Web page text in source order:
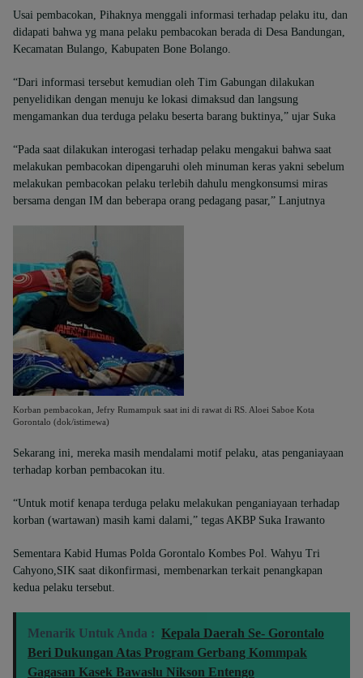
Usai pembacokan, Pihaknya menggali informasi terhadap pelaku itu, dan
didapati bahwa yg mana pelaku pembacokan berada di Desa Bandungan,
Kecamatan Bulango, Kabupaten Bone Bolango.
“Dari informasi tersebut kemudian oleh Tim Gabungan dilakukan
penyelidikan dengan menuju ke lokasi dimaksud dan langsung
mengamankan dua terduga pelaku beserta barang buktinya,” ujar Suka
“Pada saat dilakukan interogasi terhadap pelaku mengakui bahwa saat
melakukan pembacokan dipengaruhi oleh minuman keras yakni sebelum
melakukan pembacokan pelaku terlebih dahulu mengkonsumsi miras
bersama dengan IM dan beberapa orang pedagang pasar,” Lanjutnya
Korban pembacokan, Jefry Rumampuk saat ini di rawat di RS. Aloei Saboe Kota
Gorontalo (dok/istimewa)
Sekarang ini, mereka masih mendalami motif pelaku, atas penganiayaan
terhadap korban pembacokan itu.
“Untuk motif kenapa terduga pelaku melakukan penganiayaan terhadap
korban (wartawan) masih kami dalami,” tegas AKBP Suka Irawanto
Sementara Kabid Humas Polda Gorontalo Kombes Pol. Wahyu Tri
Cahyono,SIK saat dikonfirmasi, membenarkan terkait penangkapan
kedua pelaku tersebut.
Menarik Untuk Anda : Kepala Daerah Se- Gorontalo
Beri Dukungan Atas Program Gerbang Kommpak
Gagasan Kasek Bawaslu Nikson Entengo